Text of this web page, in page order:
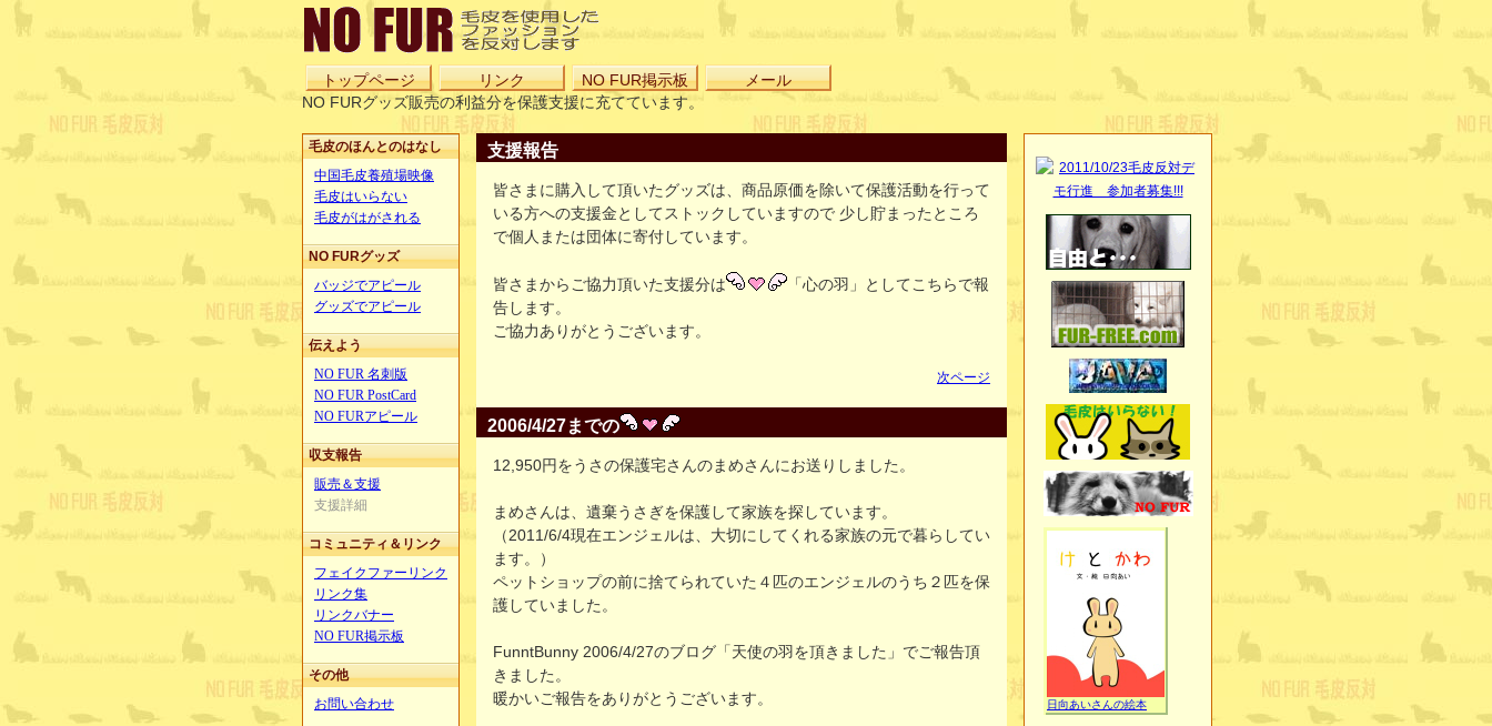
トップページ リンク NO FUR掲示板 メール
NO FURグッズ販売の利益分を保護支援に充てています。
毛皮のほんとのはなし
中国毛皮養殖場映像
毛皮はいらない
毛皮がはがされる
NO FURグッズ
バッジでアピール
グッズでアピール
伝えよう
NO FUR 名刺版
NO FUR PostCard
NO FURアピール
収支報告
販売＆支援
支援詳細
コミュニティ＆リンク
フェイクファーリンク
リンク集
リンクバナー
NO FUR掲示板
その他
お問い合わせ
支援報告
皆さまに購入して頂いたグッズは、商品原価を除いて保護活動を行って
いる方への支援金としてストックしていますので 少し貯まったところ
で個人または団体に寄付しています。
皆さまからご協力頂いた支援分は
「心の羽」としてこちらで報
告します。
ご協力ありがとうございます。
次ページ
2006/4/27までの
12,950円をうさの保護宅さんのまめさんにお送りしました。
まめさんは、遺棄うさぎを保護して家族を探しています。
（2011/6/4現在エンジェルは、大切にしてくれる家族の元で暮らしてい
ます。）
ペットショップの前に捨てられていた４匹のエンジェルのうち２匹を保
護していました。
FunntBunny 2006/4/27のブログ「天使の羽を頂きました」でご報告頂
きました。
暖かいご報告をありがとうございます。
日向あいさんの絵本